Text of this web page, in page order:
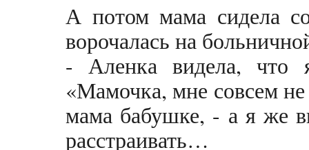
А потом мама сидела
ворочалась на
- Аленка видела, что
«Мамочка, мне совсем
мама бабушке, - а я же
расстраивать…